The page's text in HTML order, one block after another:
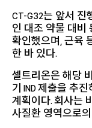
CT-G32는 앞서 진
인 대조 약물 대비
확인했으며 근육
한 바 있다.
셀트리온은 해당
기
IND제출을 추진
계획이다. 회사는
사질환 영역으로